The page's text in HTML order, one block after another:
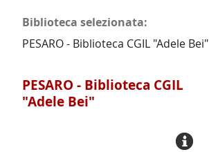
Biblioteca selezionata:
PESARO - Biblioteca CGIL "Adele Bei"
PESARO - Biblioteca CGIL
"Adele Bei"